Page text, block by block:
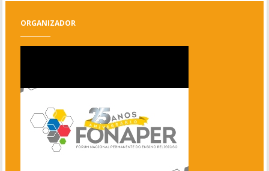
ORGANIZADOR